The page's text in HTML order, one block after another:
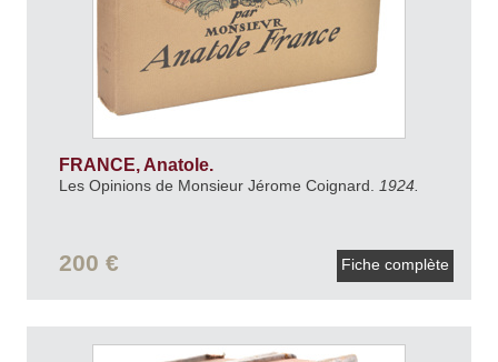
FRANCE, Anatole.
Les Opinions de Monsieur Jérome Coignard. 1924.
200 € Fiche complète